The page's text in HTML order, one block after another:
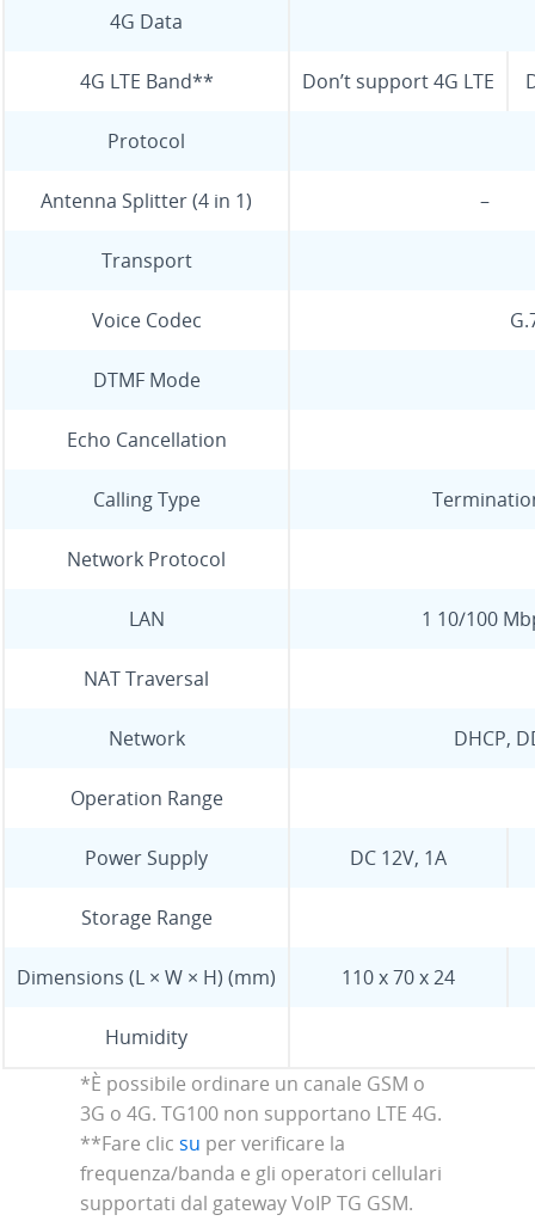
4G Data
4G LTE Band** Don’t support 4G LTE
Protocol
Antenna Splitter (4 in 1) –
Transport
Voice Codec
DTMF Mode
Echo Cancellation
Calling Type
Network Protocol
LAN 1 10/100
NAT Traversal
Network DHCP,
Operation Range
Power Supply DC 12V, 1A
Storage Range
Dimensions (L × W × H) (mm) 110 x 70 x 24
Humidity
*È possibile ordinare un canale GSM o
3G o 4G. TG100 non supportano LTE 4G.
**Fare clicsu per verificare la
frequenza/banda e gli operatori cellulari
supportati dal gateway VoIP TG GSM.